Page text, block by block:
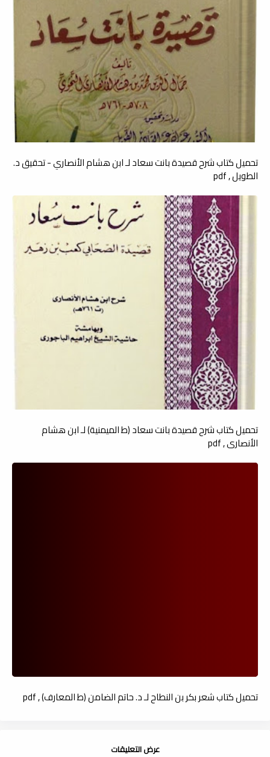
تحميل كتاب شرح قصيدة بانت سعاد لـ ابن هشام الأنصاري - تحقيق د.
الطويل , pdf
تحميل كتاب شرح قصيدة بانت سعاد (ط الميمنية) لـ ابن هشام
الأنصاري , pdf
تحميل كتاب شعر بكر بن النطاح لـ د. حاتم الضامن (ط المعارف) , pdf
عرض التعليقات